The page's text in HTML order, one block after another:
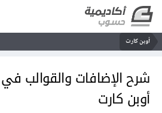
أوبن كارت
شرح الإضافات والقوالب
أوبن كارت